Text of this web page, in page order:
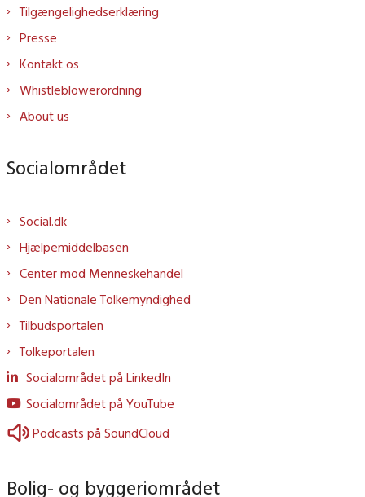
Tilgængelighedserklæring
Presse
Kontakt os
Whistleblowerordning
About us
Socialområdet
Social.dk
Hjælpemiddelbasen
Center mod Menneskehandel
Den Nationale Tolkemyndighed
Tilbudsportalen
Tolkeportalen
Socialområdet på LinkedIn
Socialområdet på YouTube
Podcasts på SoundCloud
Bolig- og byggeriområdet